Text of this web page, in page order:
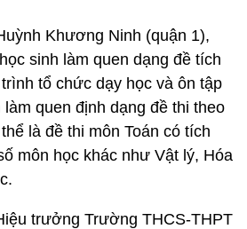
Khương Ninh (quận 1),
sinh làm quen dạng đề tích
tổ chức dạy học và ôn tập
quen định dạng đề thi theo
là đề thi môn Toán có tích
môn học khác như Vật lý, Hóa
trưởng Trường THCS-THPT